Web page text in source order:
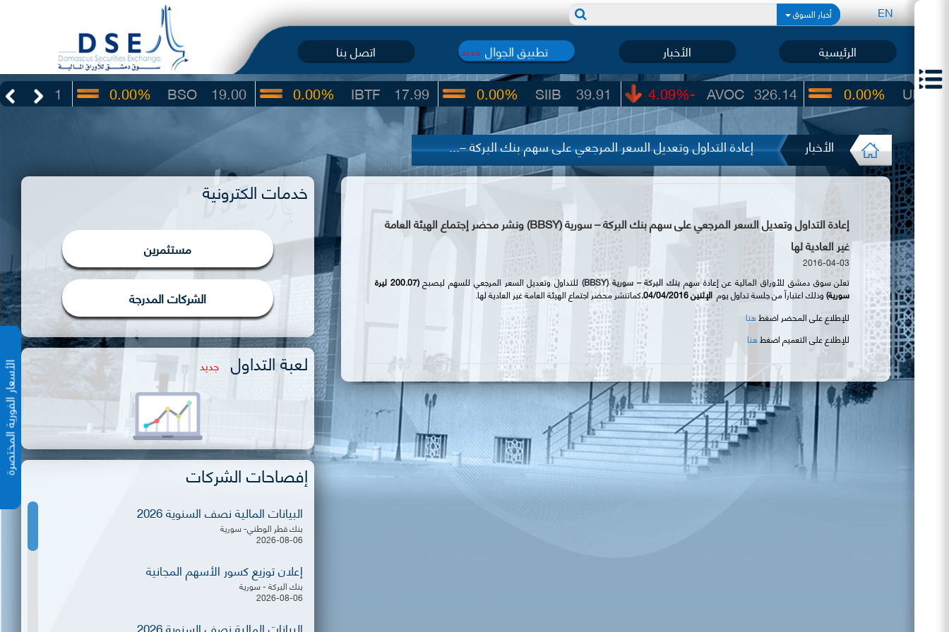
EN أخبار السوق
الرئيسية الأخبار تطبيق الجوال جديد اتصل بنا
19.00
BSO
0.00% 17.99
IBTF
0.00% 39.91
SIIB
0.00% 326.14
AVOC 22.65
UIC
0.00%
الأخبار إعادة التداول وتعديل السعر المرجعي على سهم بنك البركة –...
الأسعار
إعادة التداول وتعديل السعر المرجعي على سهم بنك البركة – سورية (BBSY) ونشر محضر إجتماع الهيئة العامة
غير العادية لها
2016-04-03
تعلن سوق دمشق للأوراق المالية عن إعادة سهم بنك البركة – سورية (BBSY
)للتداول وتعديل السعر المرجعي للسهم ليصبح (200.07 ليرة
سورية)وذلك اعتباراً من جلسة تداول يوم الإثنين04/04/2016.كماتنشر محضر اجتماع الهيئة العامة غير العادية لها.
للإطلاع على المحضر اضغطهنا
للإطلاع على التعميم اضغطهنا
خدمات الكترونية
مستثمرين
الشركات المدرجة
لعبة التداول جديد
إفصاحات الشركات
البيانات المالية نصف السنوية 2026
بنك قطر الوطني- سورية
2026-08-06
إعلان توزيع كسور الأسهم المجانية
بنك البركة - سورية
2026-08-06